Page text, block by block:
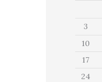
3
10
17
24